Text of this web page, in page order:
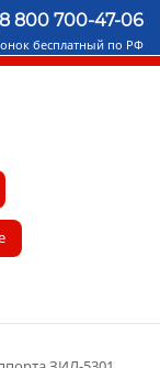
8 800 700-47-06
бесплатный по РФ